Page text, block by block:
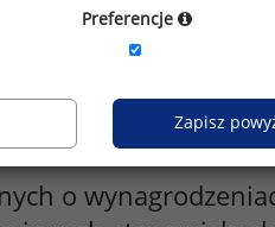
o
Preferencje
Zapisz